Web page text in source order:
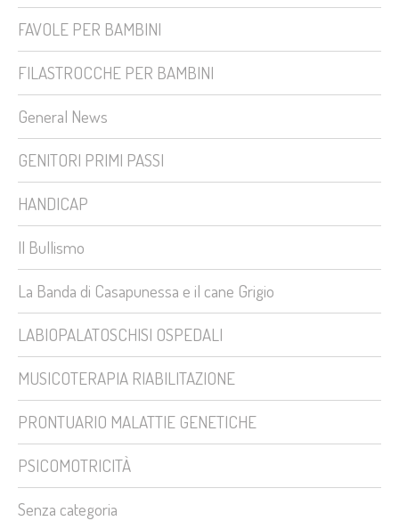
FAVOLE PER BAMBINI
FILASTROCCHE PER BAMBINI
General News
GENITORI PRIMI PASSI
HANDICAP
Il Bullismo
La Banda di Casapunessa e il cane Grigio
LABIOPALATOSCHISI OSPEDALI
MUSICOTERAPIA RIABILITAZIONE
PRONTUARIO MALATTIE GENETICHE
PSICOMOTRICITÀ
Senza categoria